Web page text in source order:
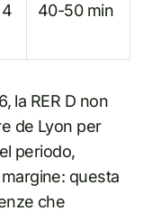
40-50 min
la RER D non
de Lyon per
periodo,
questa
che